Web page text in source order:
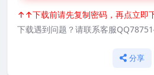
↑↑下载前请先复制密码，再点立
下载遇到问题？请联系客服
分享